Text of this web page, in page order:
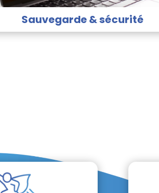
Sauvegarde & sécurité